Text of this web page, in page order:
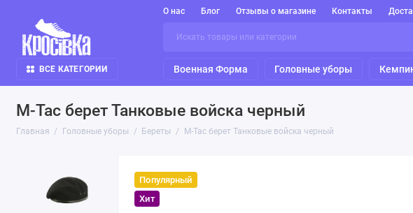
О нас Блог Отзывы о магазине Контакты
ВСЕ КАТЕГОРИИ Военная Форма Головные уборы
M-Tac берет Танковые войска черный
Главная Головные уборы Береты M-Tac берет Танковые войска черный
Популярный
Хит